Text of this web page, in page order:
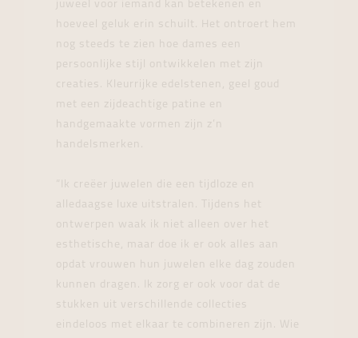
juweel voor iemand kan betekenen en
hoeveel geluk erin schuilt. Het ontroert hem
nog steeds te zien hoe dames een
persoonlijke stijl ontwikkelen met zijn
creaties. Kleurrijke edelstenen, geel goud
met een zijdeachtige patine en
handgemaakte vormen zijn z’n
handelsmerken.
“Ik creëer juwelen die een tijdloze en
alledaagse luxe uitstralen. Tijdens het
ontwerpen waak ik niet alleen over het
esthetische, maar doe ik er ook alles aan
opdat vrouwen hun juwelen elke dag zouden
kunnen dragen. Ik zorg er ook voor dat de
stukken uit verschillende collecties
eindeloos met elkaar te combineren zijn. Wie